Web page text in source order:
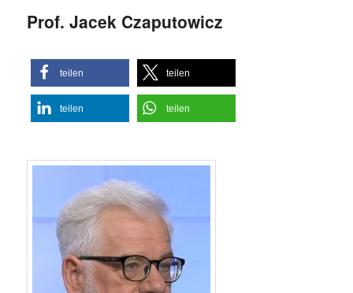
Prof. Jacek Czaputowicz
teilen teilen
teilen teilen